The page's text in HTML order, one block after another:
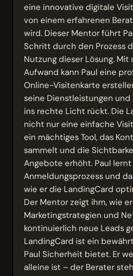
eine innovative digitale
von einem erfahrenen
wird. Dieser Mentor führt
Schritt durch den Prozess
Nutzung dieser Lösung. Mit
Aufwand kann Paul eine
Online-Visitenkarte
seine Dienstleistungen
ins rechte Licht rückt. Die
nicht nur eine einfache
ein mächtiges Tool, das
sammelt und die
Angebote erhöht. Paul
Anmeldungsprozess und
wie er die LandingCard
Der Mentor zeigt ihm, wie
Marketingstrategien und
kontinuierlich neue Leads
LandingCard ist ein
Paul Sicherheit bietet. Er
alleine ist – der Berater